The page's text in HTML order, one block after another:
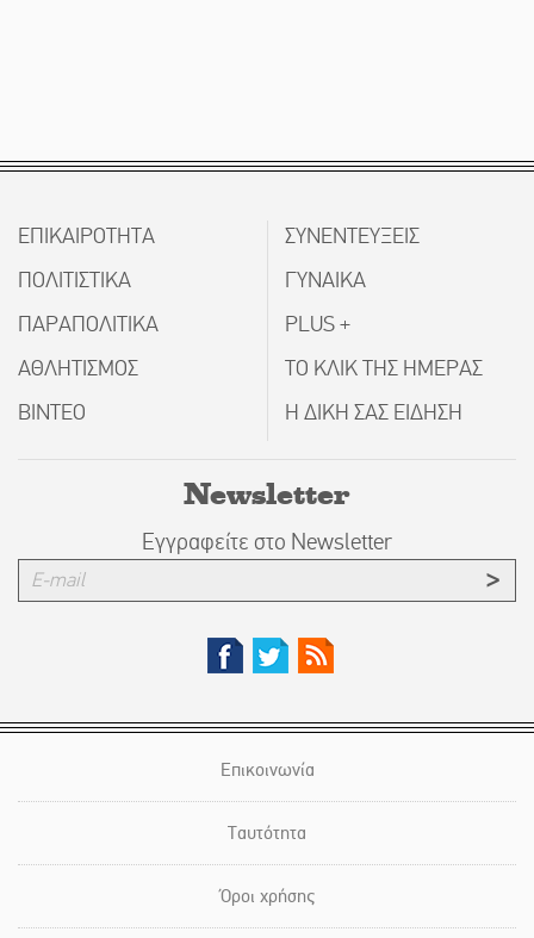
ΕΠΙΚΑΙΡΟΤΗΤΑ
ΠΟΛΙΤΙΣΤΙΚΑ
ΠΑΡΑΠΟΛΙΤΙΚΑ
ΑΘΛΗΤΙΣΜΟΣ
ΒΙΝΤΕΟ
ΣΥΝΕΝΤΕΥΞΕΙΣ
ΓΥΝΑΙΚΑ
PLUS +
ΤΟ ΚΛΙΚ ΤΗΣ ΗΜΕΡΑΣ
Η ΔΙΚΗ ΣΑΣ ΕΙΔΗΣΗ
Newsletter
Εγγραφείτε στο Newsletter
Επικοινωνία
Ταυτότητα
Όροι χρήσης